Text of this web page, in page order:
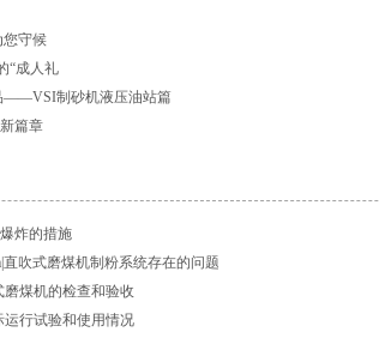
您守候
“成人礼
——VSI制砂机液压油站篇
篇章
炸的措施
直吹式磨煤机制粉系统存在的问题
煤机的检查和验收
行试验和使用情况